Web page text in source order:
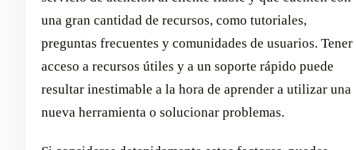
una gran cantidad de recursos, como tutoriales,
preguntas frecuentes y comunidades de usuarios. Tener
acceso a recursos útiles y a un soporte rápido puede
resultar inestimable a la hora de aprender a utilizar una
nueva herramienta o solucionar problemas.